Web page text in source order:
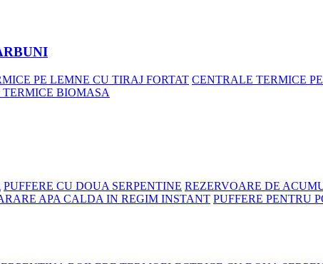
PE LEMNE CU TIRAJ FORTAT CENTRALE TERMICE
BIOMASA
PUFFERE CU DOUA SERPENTINE REZERVOARE DE
APA CALDA IN REGIM INSTANT PUFFERE PENTRU